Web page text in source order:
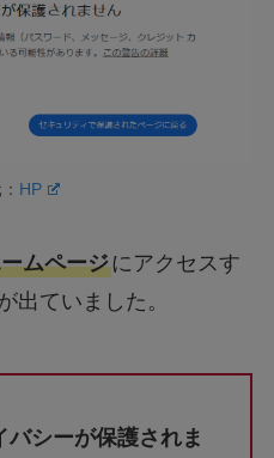
HP
ムページにアクセスす
出ていました。
バシーが保護されま